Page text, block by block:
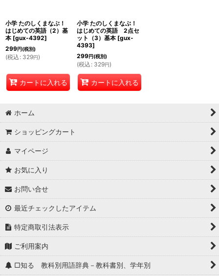
小学 たのしくまなぶ！
はじめての英語（2）基
本 [gux-4392]
299円(税別)
(税込 : 329円)
カートに入れる
小学 たのしくまなぶ！
はじめての英語 2点セ
ット（3）基本 [gux-
4393]
299円(税別)
(税込 : 329円)
カートに入れる
ホーム
ショッピングカート
マイページ
お気に入り
お問い合せ
最近チェックしたアイテム
特定商取引法表示
ご利用案内
□知る 教科別用語辞典－教科書別、学年別